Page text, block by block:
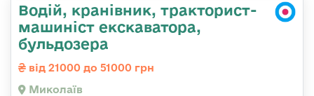
Водій, кранівник, тракторист-
машиніст екскаватора,
бульдозера
від 21000 до 51000 грн
Миколаїв